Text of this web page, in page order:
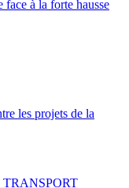
à la forte hausse
les projets de la